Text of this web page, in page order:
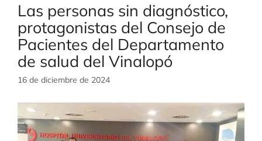
Las personas sin diagnóstico,
protagonistas del Consejo de
Pacientes del Departamento
de salud del Vinalopó
16 de diciembre de 2024